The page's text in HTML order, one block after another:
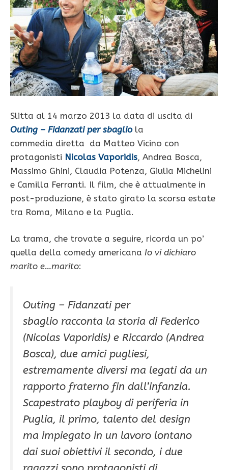
Slitta al 14 marzo 2013 la data di uscita di
Outing – Fidanzati per sbagliola
commedia diretta da Matteo Vicino con
protagonisti Nicolas Vaporidis, Andrea Bosca,
Massimo Ghini, Claudia Potenza, Giulia Michelini
e Camilla Ferranti. Il film, che è attualmente in
post-produzione, è stato girato la scorsa estate
tra Roma, Milano e la Puglia.
La trama, che trovate a seguire, ricorda un po’
quella della comedy americana Io vi dichiaro
marito e…marito:
Outing – Fidanzati per
sbaglio racconta la storia di Federico
(Nicolas Vaporidis) e Riccardo (Andrea
Bosca), due amici pugliesi,
estremamente diversi ma legati da un
rapporto fraterno fin dall’infanzia.
Scapestrato playboy di periferia in
Puglia, il primo, talento del design
ma impiegato in un lavoro lontano
dai suoi obiettivi il secondo, i due